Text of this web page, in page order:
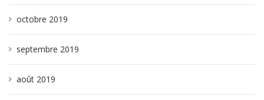
octobre 2019
septembre 2019
août 2019